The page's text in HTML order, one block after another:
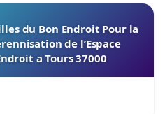
du Bon Endroit Pour la
de l’Espace
a Tours 37000